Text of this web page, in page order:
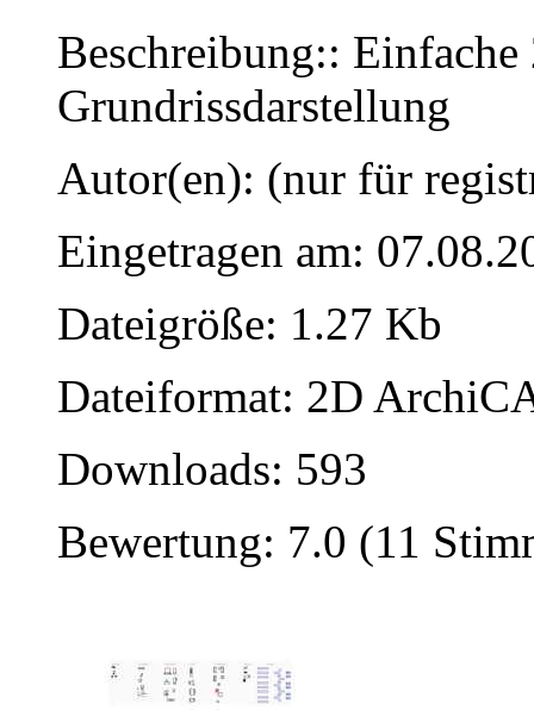
Beschreibung::
Grundrissdarstellung
Autor(en): (nur für
Eingetragen am:
Dateigröße: 1.27 Kb
Dateiformat: 2D
Downloads: 593
Bewertung: 7.0 (11